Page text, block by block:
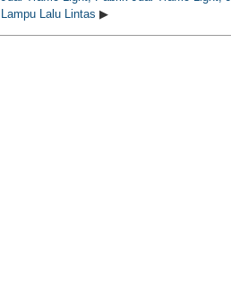
Lampu Lalu Lintas ▶